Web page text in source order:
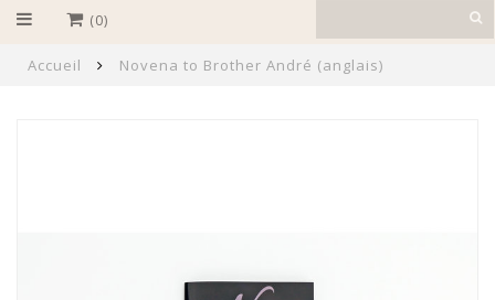
(0)
Accueil Novena to Brother André (anglais)